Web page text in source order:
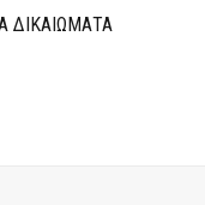
ΔΙΚΑΙΩΜΑΤΑ